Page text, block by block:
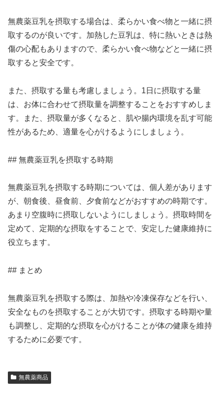
無農薬豆乳を摂取する場合は、柔らかい食べ物と一緒に摂
取するのが良いです。加熱した豆乳は、特に熱いときは熱
傷の心配もありますので、柔らかい食べ物などと一緒に摂
取すると安全です。
また、摂取する量も考慮しましょう。1日に摂取する量
は、お体に合わせて摂取量を調整することをおすすめしま
す。また、摂取量が多くなると、肌や腸内環境を乱す可能
性があるため、適量を心がけるようにしましょう。
## 無農薬豆乳を摂取する時期
無農薬豆乳を摂取する時期については、個人差があります
が、朝食後、昼食前、夕食前などがおすすめの時期です。
あまり空腹時に摂取しないようにしましょう。摂取時間を
定めて、定期的な摂取をすることで、安定した健康維持に
役立ちます。
## まとめ
無農薬豆乳を摂取する際は、加熱や冷凍保存などを行い、
安全なものを摂取することが大切です。摂取する時期や量
も調整し、定期的な摂取を心がけることが体の健康を維持
するために必要です。
無農薬商品